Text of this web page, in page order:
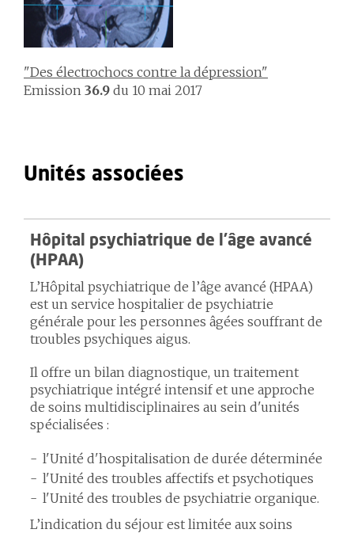
"Des électrochocs contre la dépression"
Emission 36.9 du 10 mai 2017
Unités associées
Hôpital psychiatrique de l'âge avancé
(HPAA)
L’Hôpital psychiatrique de l’âge avancé (HPAA)
est un service hospitalier de psychiatrie
générale pour les personnes âgées souffrant de
troubles psychiques aigus.
Il offre un bilan diagnostique, un traitement
psychiatrique intégré intensif et une approche
de soins multidisciplinaires au sein d'unités
spécialisées :
l'Unité d'hospitalisation de durée déterminée
l'Unité des troubles affectifs et psychotiques
l'Unité des troubles de psychiatrie organique.
L’indication du séjour est limitée aux soins